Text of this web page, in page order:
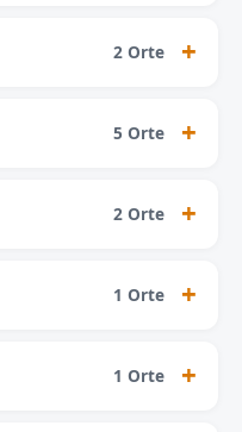
2 Orte
5 Orte
2 Orte
1 Orte
1 Orte